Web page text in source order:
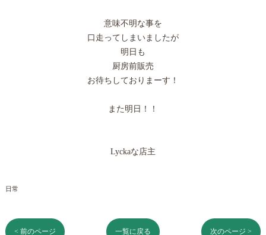
意味不明な事を
口走ってしまいましたが
明日も
厨房前販売
お待ちしておりまーす！
また明日！！
Lyckaな店主
日常
< 前のページ 一覧に戻る 次のページ >